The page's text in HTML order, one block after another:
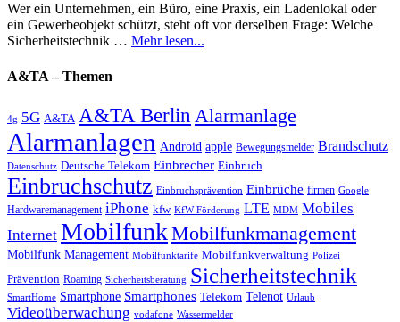
Wer ein Unternehmen, ein Büro, eine Praxis, ein Ladenlokal oder
ein Gewerbeobjekt schützt, steht oft vor derselben Frage: Welche
Sicherheitstechnik … Mehr lesen...
A&TA – Themen
4g 5G A&TA A&TA Berlin Alarmanlage
Alarmanlagen Android apple Bewegungsmelder Brandschutz
Datenschutz Deutsche Telekom Einbrecher Einbruch
Einbruchschutz Einbruchsprävention Einbrüche firmen Google
Hardwaremanagement iPhone kfw KfW-Förderung LTE MDM Mobiles
Internet MobilfunkMobilfunkmanagement
Mobilfunk Management Mobilfunktarife Mobilfunkverwaltung Polizei
Prävention Roaming Sicherheitsberatung Sicherheitstechnik
SmartHome Smartphone Smartphones Telekom Telenot Urlaub
Videoüberwachung vodafone Wassermelder